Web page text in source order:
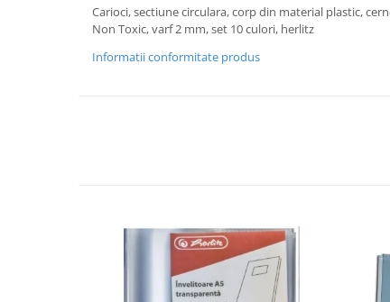
Carioci, sectiune circulara, corp din material plastic,
Non Toxic, varf 2 mm, set 10 culori, herlitz
Informatii conformitate produs